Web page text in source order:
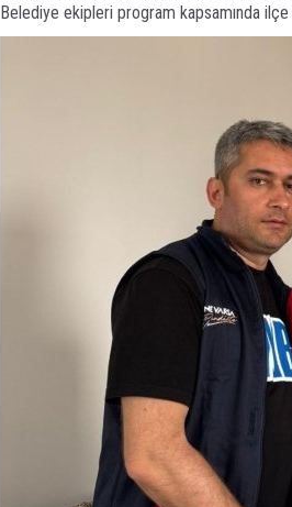
Belediye ekipleri program kapsamında